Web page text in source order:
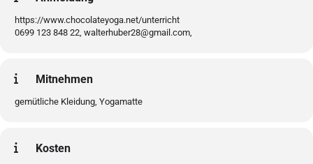
https://www.chocolateyoga.net/unterricht
0699 123 848 22, walterhuber28@gmail.com,
Mitnehmen
gemütliche Kleidung, Yogamatte
Kosten